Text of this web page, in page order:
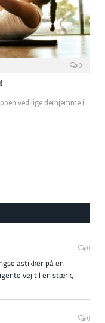
0
ved lige derhjemme i
0
på en
vej til en stærk,
0